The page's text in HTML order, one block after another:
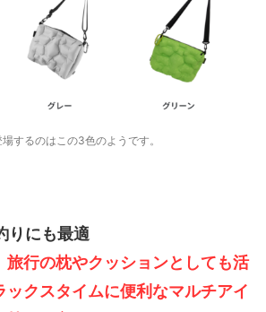
するのはこの3色のようです。
りにも最適
旅行の枕やクッションとしても活
ックスタイムに便利なマルチアイ